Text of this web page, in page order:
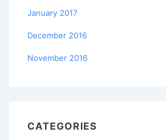
January 2017
December 2016
November 2016
CATEGORIES